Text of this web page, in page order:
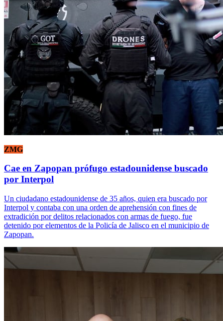
ZMG
Cae en Zapopan prófugo estadounidense buscado
por Interpol
Un ciudadano estadounidense de 35 años, quien era buscado por
Interpol y contaba con una orden de aprehensión con fines de
extradición por delitos relacionados con armas de fuego, fue
detenido por elementos de la Policía de Jalisco en el municipio de
Zapopan.